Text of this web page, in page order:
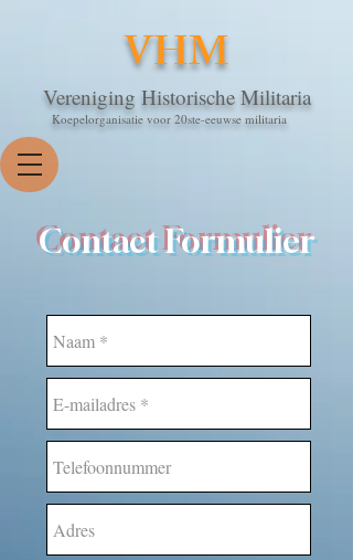
VHM
Vereniging Historische Militaria
Koepelorganisatie voor 20ste-eeuwse militaria
Contact Formulier